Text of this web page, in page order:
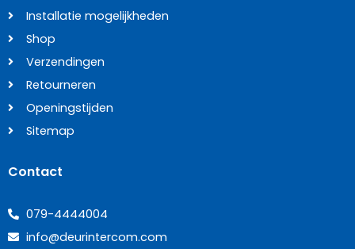
Installatie mogelijkheden
Shop
Verzendingen
Retourneren
Openingstijden
Sitemap
Contact
079-4444004
info@deurintercom.com